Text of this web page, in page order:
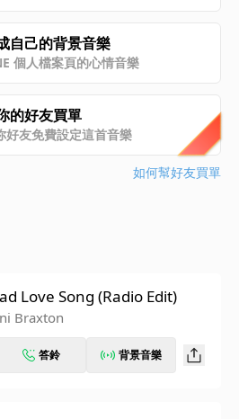
自己的背景音樂
個人檔案頁的心情音樂
的好友買單
好友免費設定這首音樂
如何幫好友買單
Love Song (Radio Edit)
Braxton
答鈴 背景音樂